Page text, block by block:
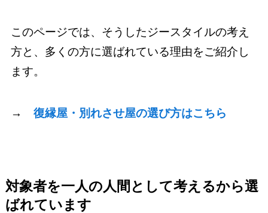
このページでは、そうしたジースタイルの考え
方と、多くの方に選ばれている理由をご紹介し
ます。
→ 復縁屋・別れさせ屋の選び方はこちら
対象者を一人の人間として考えるから選
ばれています